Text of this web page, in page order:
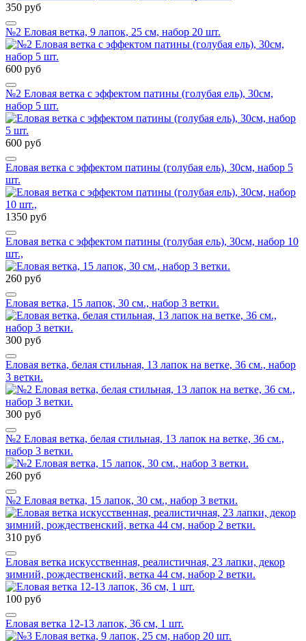
350 руб
№2 Еловая ветка, 9 лапок, 25 см, набор 20 шт.
600 руб
№2 Еловая ветка с эффектом патины (голубая ель), 30см,
набор 5 шт.
600 руб
Еловая ветка с эффектом патины (голубая ель), 30см, набор 5
шт.
1350 руб
Еловая ветка с эффектом патины (голубая ель), 30см, набор 10
шт.,
260 руб
Еловая ветка, 15 лапок, 30 см., набор 3 ветки.
300 руб
Еловая ветка, белая стильная, 13 лапок на ветке, 36 см., набор
3 ветки.
300 руб
№2 Еловая ветка, белая стильная, 13 лапок на ветке, 36 см.,
набор 3 ветки.
260 руб
№2 Еловая ветка, 15 лапок, 30 см., набор 3 ветки.
310 руб
Еловая ветка искусственная, реалистичная, 23 лапки, декор
зимний, рождественский, ветка 44 см, набор 2 ветки.
100 руб
Еловая ветка 12-13 лапок, 36 см, 1 шт.